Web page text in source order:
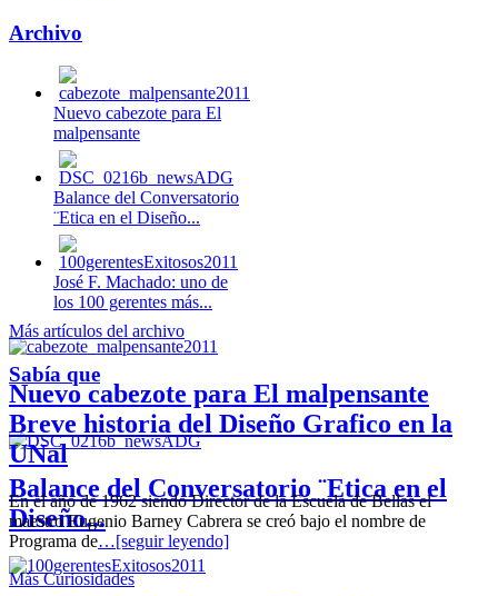
Archivo
Nuevo cabezote para El
malpensante
Balance del Conversatorio
¨Etica en el Diseño...
José F. Machado: uno de
los 100 gerentes más...
Nuevo cabezote para El malpensante
Balance del Conversatorio ¨Etica en el
Diseño...
Más artículos del archivo
Sabía que
Breve historia del Diseño Grafico en la
UNal
En el año de 1962 siendo Director de la Escuela de Bellas el
maestro Eugenio Barney Cabrera se creó bajo el nombre de
Programa de…[seguir leyendo]
Más Curiosidades